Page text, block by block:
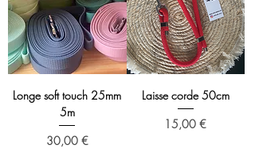
Longe soft touch 25mm
5m
Precio
30,00 €
Laisse corde 50cm
Precio
15,00 €